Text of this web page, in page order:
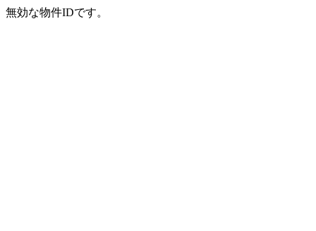
無効な物件IDです。